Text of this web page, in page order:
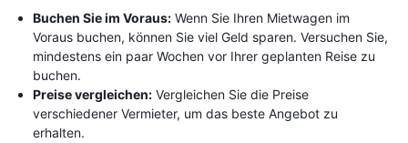
Buchen Sie im Voraus: Wenn Sie Ihren Mietwagen im
Voraus buchen, können Sie viel Geld sparen. Versuchen Sie,
mindestens ein paar Wochen vor Ihrer geplanten Reise zu
buchen.
Preise vergleichen: Vergleichen Sie die Preise
verschiedener Vermieter, um das beste Angebot zu
erhalten.